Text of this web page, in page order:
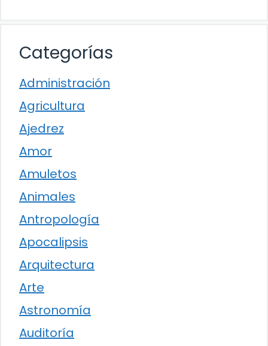
Categorías
Administración
Agricultura
Ajedrez
Amor
Amuletos
Animales
Antropología
Apocalipsis
Arquitectura
Arte
Astronomía
Auditoría